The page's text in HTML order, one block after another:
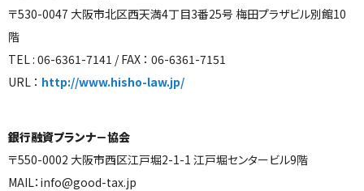
〒530-0047 大阪市北区西天満4丁目3番25号 梅田プラザビル別館10
階
TEL : 06-6361-7141 / FAX ： 06-6361-7151
URL ： http://www.hisho-law.jp/
銀行融資プランナ－協会
〒550-0002 大阪市西区江戸堀2-1-1 江戸堀センタービル9階
MAIL：info@good-tax.jp